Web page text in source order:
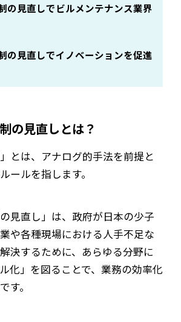
の見直しでビルメンテナンス業界
の見直しでイノベーションを促進
の見直しとは？
とは、アナログ的手法を前提と
ールを指します。
見直し」は、政府が日本の少子
や各種現場における人手不足な
決するために、あらゆる分野に
化」を図ることで、業務の効率化
す。